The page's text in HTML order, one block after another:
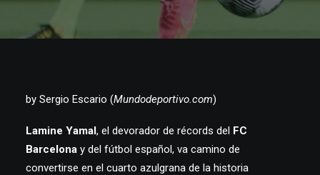
by Sergio Escario (Mundodeportivo.com)
Lamine Yamal, el devorador de récords del FC
Barcelona y del fútbol español, va camino de
convertirse en el cuarto azulgrana de la historia